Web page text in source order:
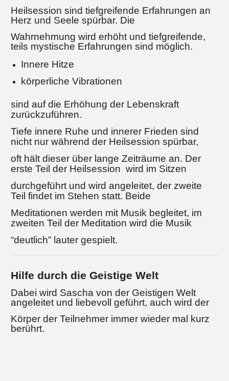
Heilsession sind tiefgreifende Erfahrungen an
Herz und Seele spürbar. Die
Wahrnehmung wird erhöht und tiefgreifende,
teils mystische Erfahrungen sind möglich.
Innere Hitze
körperliche Vibrationen
sind auf die Erhöhung der Lebenskraft
zurückzuführen.
Tiefe innere Ruhe und innerer Frieden sind
nicht nur während der Heilsession spürbar,
oft hält dieser über lange Zeiträume an. Der
erste Teil der Heilsession wird im Sitzen
durchgeführt und wird angeleitet, der zweite
Teil findet im Stehen statt. Beide
Meditationen werden mit Musik begleitet, im
zweiten Teil der Meditation wird die Musik
“deutlich” lauter gespielt.
Hilfe durch die Geistige Welt
Dabei wird Sascha von der Geistigen Welt
angeleitet und liebevoll geführt, auch wird der
Körper der Teilnehmer immer wieder mal kurz
berührt.